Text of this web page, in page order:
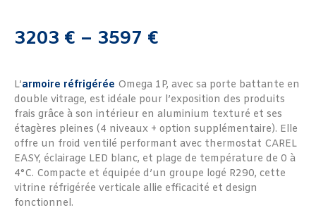
3203 € – 3597 €
L’armoire réfrigérée Omega 1P, avec sa porte battante en
double vitrage, est idéale pour l’exposition des produits
frais grâce à son intérieur en aluminium texturé et ses
étagères pleines (4 niveaux + option supplémentaire). Elle
offre un froid ventilé performant avec thermostat CAREL
EASY, éclairage LED blanc, et plage de température de 0 à
4°C. Compacte et équipée d’un groupe logé R290, cette
vitrine réfrigérée verticale allie efficacité et design
fonctionnel.